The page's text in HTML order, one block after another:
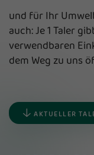
und für Ihr
auch: Je 1 Taler
verwendbaren
dem Weg zu uns
AKTUELLER